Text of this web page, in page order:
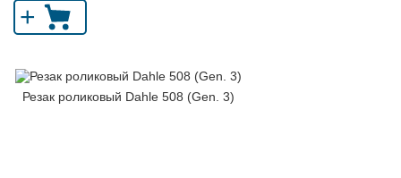
+
Резак роликовый Dahle 508 (Gen. 3)